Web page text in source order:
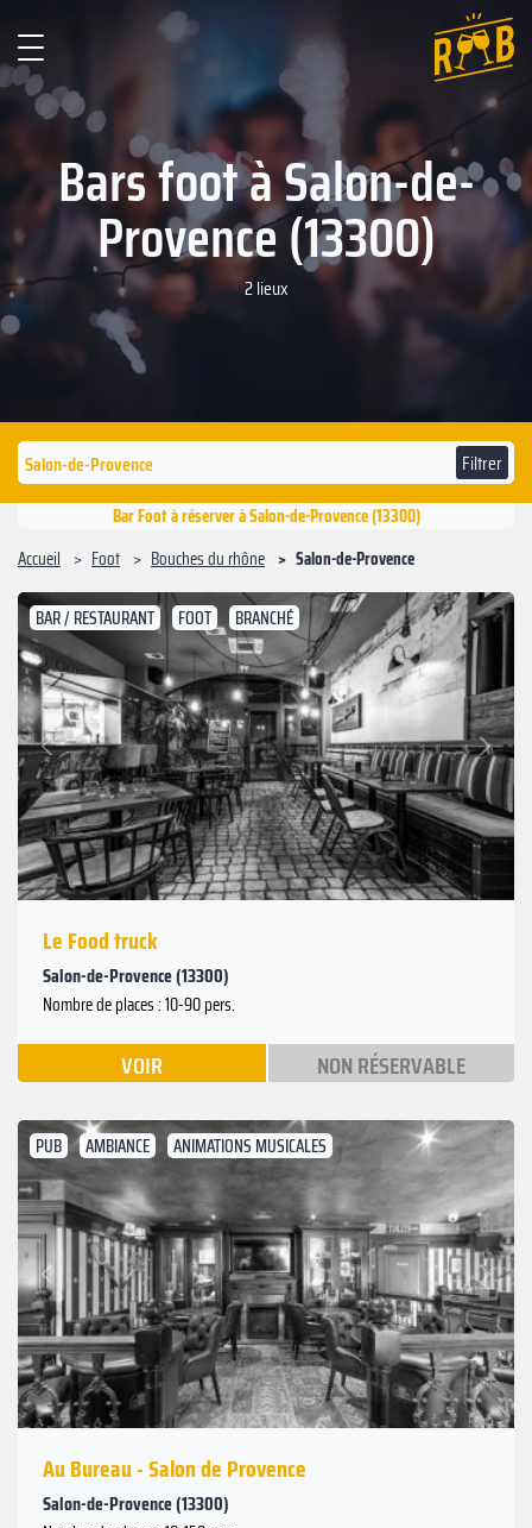
Bars foot à Salon-de-
Provence (13300)
2 lieux
Filtrer
Bar Foot à réserver à Salon-de-Provence (13300)
Accueil
Foot Bouches du rhône Salon-de-Provence
BAR / RESTAURANT FOOT BRANCHÉ
Précédent
Suivant
Le Food truck
Salon-de-Provence (13300)
Nombre de places : 10-90 pers.
VOIR NON RÉSERVABLE
PUB AMBIANCE ANIMATIONS MUSICALES
Précédent
Suivant
Au Bureau - Salon de Provence
Salon-de-Provence (13300)